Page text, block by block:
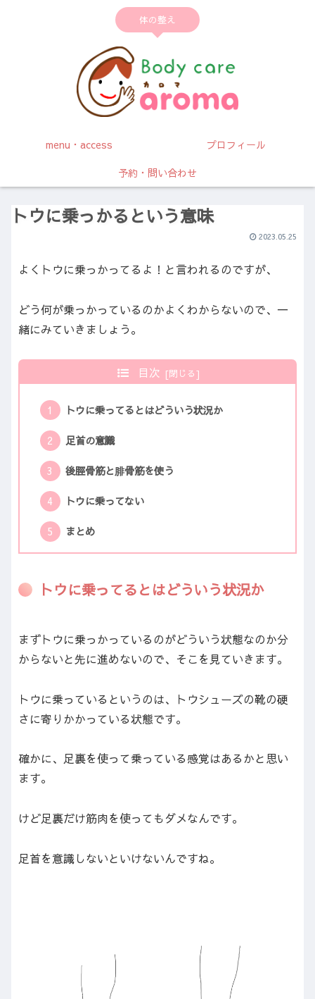
体の整え
menu・access
プロフィール
予約・問い合わせ
トウに乗っかるという意味
2023.05.25
よくトウに乗っかってるよ！と言われるのですが、
どう何が乗っかっているのかよくわからないので、一
緒にみていきましょう。
目次
トウに乗ってるとはどういう状況か
足首の意識
後脛骨筋と腓骨筋を使う
トウに乗ってない
まとめ
トウに乗ってるとはどういう状況か
まずトウに乗っかっているのがどういう状態なのか分
からないと先に進めないので、そこを見ていきます。
トウに乗っているというのは、トウシューズの靴の硬
さに寄りかかっている状態です。
確かに、足裏を使って乗っている感覚はあるかと思い
ます。
けど足裏だけ筋肉を使ってもダメなんです。
足首を意識しないといけないんですね。